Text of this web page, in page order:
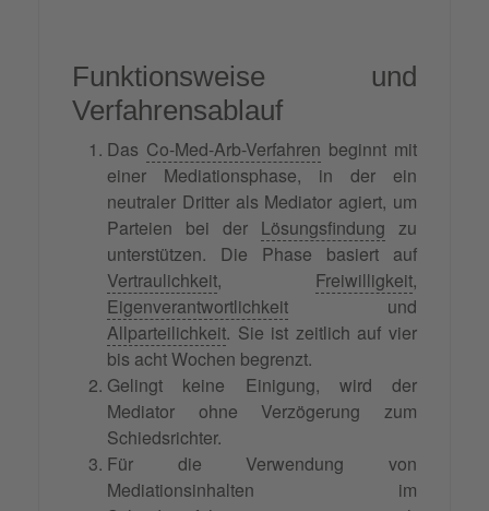
Funktionsweise und
Verfahrensablauf
Das Co-Med-Arb-Verfahren beginnt mit
einer Mediationsphase, in der ein
neutraler Dritter als Mediator agiert, um
Parteien bei der Lösungsfindung zu
unterstützen. Die Phase basiert auf
Vertraulichkeit, Freiwilligkeit,
Eigenverantwortlichkeit und
Allparteilichkeit. Sie ist zeitlich auf vier
bis acht Wochen begrenzt.
Gelingt keine Einigung, wird der
Mediator ohne Verzögerung zum
Schiedsrichter.
Für die Verwendung von
Mediationsinhalten im